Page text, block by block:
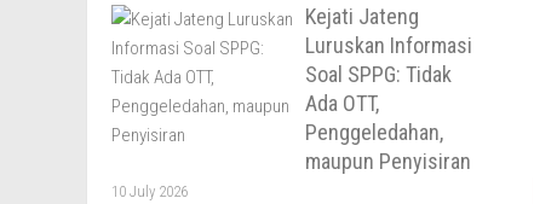
Kejati Jateng
Luruskan Informasi
Soal SPPG: Tidak
Ada OTT,
Penggeledahan,
maupun Penyisiran
10 July 2026